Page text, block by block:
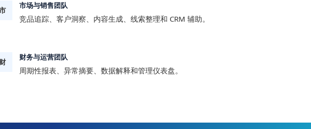
市场与销售团队
竞品追踪、客户洞察、内容生成、线索整理和 CRM 辅助。
财
财务与运营团队
周期性报表、异常摘要、数据解释和管理仪表盘。